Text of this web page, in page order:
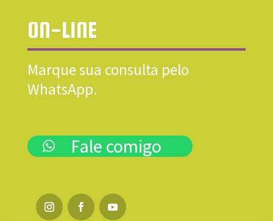
ON-LINE
Marque sua consulta pelo
WhatsApp.
Fale comigo